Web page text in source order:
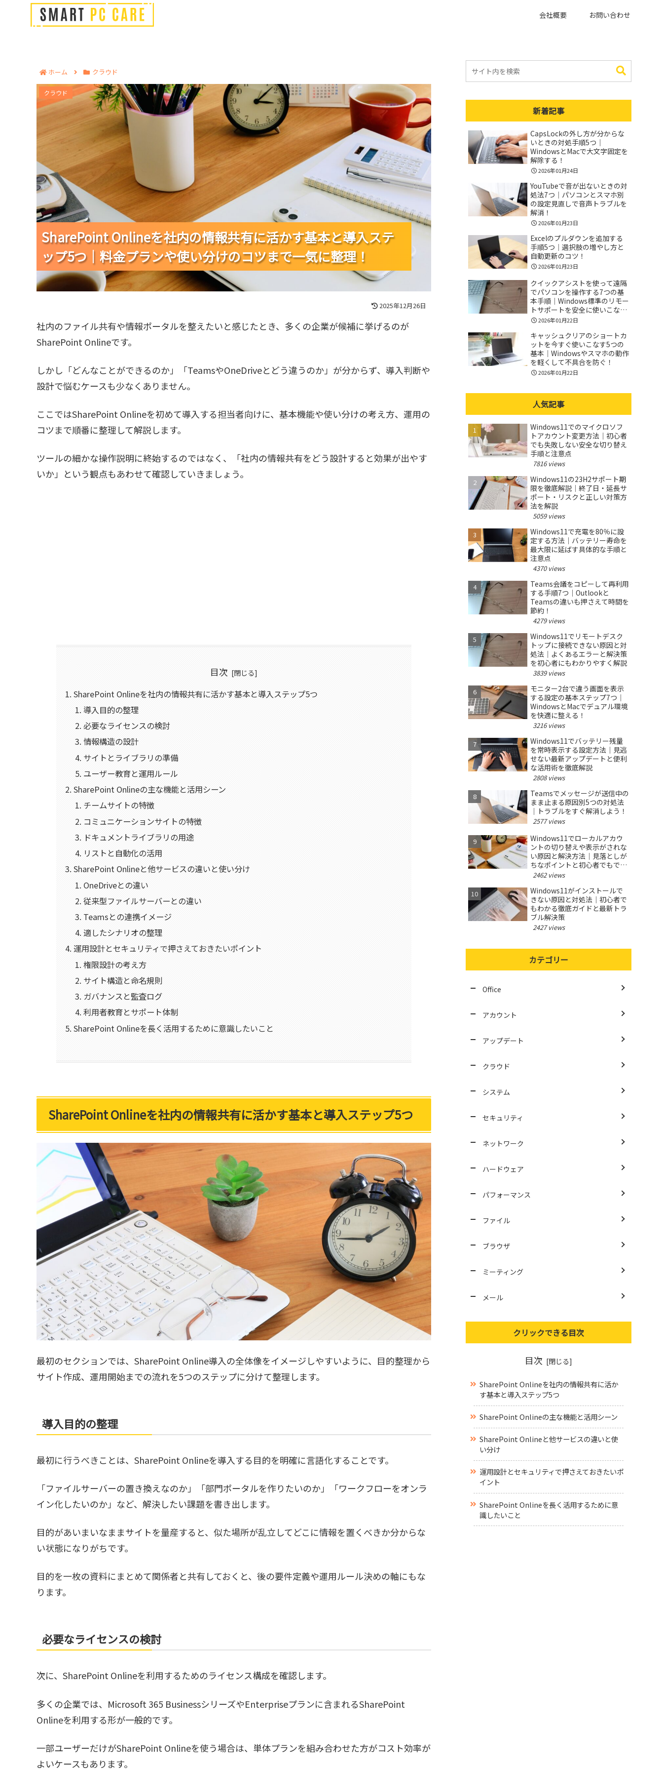
会社概要 お問い合わせ
ホーム クラウド
SharePoint Onlineを社内の情報共有に活かす基本と導入ステップ5つ｜料金プランや使い分けのコツまで一
気に整理！
SharePoint Onlineを社内の情報共有に活かす基本と導入ステ
ップ5つ｜料金プランや使い分けのコツまで一気に整理！
SharePoint Onlineを社内の情報共有に活かす基本と導入ステ
ップ5つ｜料金プランや使い分けのコツまで一気に整理！
SharePoint Onlineを社内の情報共有に活かす基本と導入ステ
ップ5つ｜料金プランや使い分けのコツまで一気に整理！
クラウド
2025年12月26日
社内のファイル共有や情報ポータルを整えたいと感じたとき、多くの企業が候補に挙げるのが
SharePoint Onlineです。
しかし「どんなことができるのか」「TeamsやOneDriveとどう違うのか」が分からず、導入判断や
設計で悩むケースも少なくありません。
ここではSharePoint Onlineを初めて導入する担当者向けに、基本機能や使い分けの考え方、運用の
コツまで順番に整理して解説します。
ツールの細かな操作説明に終始するのではなく、「社内の情報共有をどう設計すると効果が出やす
いか」という観点もあわせて確認していきましょう。
目次
SharePoint Onlineを社内の情報共有に活かす基本と導入ステップ5つ
導入目的の整理
必要なライセンスの検討
情報構造の設計
サイトとライブラリの準備
ユーザー教育と運用ルール
SharePoint Onlineの主な機能と活用シーン
チームサイトの特徴
コミュニケーションサイトの特徴
ドキュメントライブラリの用途
リストと自動化の活用
SharePoint Onlineと他サービスの違いと使い分け
OneDriveとの違い
従来型ファイルサーバーとの違い
Teamsとの連携イメージ
適したシナリオの整理
運用設計とセキュリティで押さえておきたいポイント
権限設計の考え方
サイト構造と命名規則
ガバナンスと監査ログ
利用者教育とサポート体制
SharePoint Onlineを長く活用するために意識したいこと
SharePoint Onlineを社内の情報共有に活かす基本と導入ステップ5つ
最初のセクションでは、SharePoint Online導入の全体像をイメージしやすいように、目的整理から
サイト作成、運用開始までの流れを5つのステップに分けて整理します。
導入目的の整理
最初に行うべきことは、SharePoint Onlineを導入する目的を明確に言語化することです。
「ファイルサーバーの置き換えなのか」「部門ポータルを作りたいのか」「ワークフローをオンラ
イン化したいのか」など、解決したい課題を書き出します。
目的があいまいなままサイトを量産すると、似た場所が乱立してどこに情報を置くべきか分からな
い状態になりがちです。
目的を一枚の資料にまとめて関係者と共有しておくと、後の要件定義や運用ルール決めの軸にもな
ります。
必要なライセンスの検討
次に、SharePoint Onlineを利用するためのライセンス構成を確認します。
多くの企業では、Microsoft 365 BusinessシリーズやEnterpriseプランに含まれるSharePoint
Onlineを利用する形が一般的です。
一部ユーザーだけがSharePoint Onlineを使う場合は、単体プランを組み合わせた方がコスト効率が
よいケースもあります。
新着記事
CapsLockの外し方が分からな
いときの対処手順5つ｜
WindowsとMacで大文字固定を
解除する！
2026年01月24日
YouTubeで音が出ないときの対
処法7つ｜パソコンとスマホ別
の設定見直しで音声トラブルを
解消！
2026年01月23日
Excelのプルダウンを追加する
手順5つ｜選択肢の増やし方と
自動更新のコツ！
2026年01月23日
クイックアシストを使って遠隔
でパソコンを操作する7つの基
本手順｜Windows標準のリモー
トサポートを安全に使いこなす
コツ！
2026年01月22日
キャッシュクリアのショートカ
ットを今すぐ使いこなす5つの
基本｜Windowsやスマホの動作
を軽くして不具合を防ぐ！
2026年01月22日
人気記事
Windows11でのマイクロソフ
トアカウント変更方法｜初心者
でも失敗しない安全な切り替え
手順と注意点
7816 views
Windows11の23H2サポート期
限を徹底解説｜終了日・延長サ
ポート・リスクと正しい対策方
法を解説
5059 views
Windows11で充電を80％に設
定する方法｜バッテリー寿命を
最大限に延ばす具体的な手順と
注意点
4370 views
Teams会議をコピーして再利用
する手順7つ｜Outlookと
Teamsの違いも押さえて時間を
節約！
4279 views
Windows11でリモートデスク
トップに接続できない原因と対
処法｜よくあるエラーと解決策
を初心者にもわかりやすく解説
3839 views
モニター2台で違う画面を表示
する設定の基本ステップ7つ｜
WindowsとMacでデュアル環境
を快適に整える！
3216 views
Windows11でバッテリー残量
を常時表示する設定方法｜見逃
せない最新アップデートと便利
な活用術を徹底解説
2808 views
Teamsでメッセージが送信中の
まま止まる原因別5つの対処法
｜トラブルをすぐ解消しよう！
2577 views
Windows11でローカルアカウ
ントの切り替えや表示がされな
い原因と解決方法｜見落としが
ちなポイントと初心者でもでき
る対策を徹底解説
2462 views
Windows11がインストールで
きない原因と対処法｜初心者で
もわかる徹底ガイドと最新トラ
ブル解決策
2427 views
カテゴリー
Office
アカウント
アップデート
クラウド
システム
セキュリティ
ネットワーク
ハードウェア
パフォーマンス
ファイル
ブラウザ
ミーティング
メール
クリックできる目次
目次
SharePoint Onlineを社内の情報共有に活か
す基本と導入ステップ5つ
SharePoint Onlineの主な機能と活用シーン
SharePoint Onlineと他サービスの違いと使
い分け
運用設計とセキュリティで押さえておきたいポ
イント
SharePoint Onlineを長く活用するために意
識したいこと